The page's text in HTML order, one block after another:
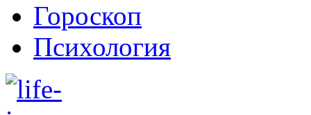
Гороскоп
Психология